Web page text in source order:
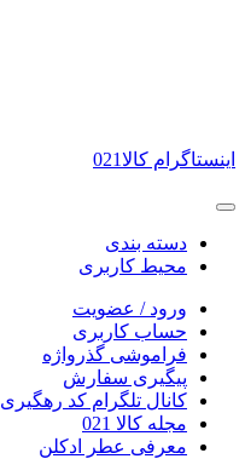
اینستاگرام کالا021
دسته بندی
محیط کاربری
ورود / عضویت
حساب کاربری
فراموشی گذرواژه
پیگیری سفارش
کانال تلگرام کد رهگیری
مجله کالا 021
معرفی عطر ادکلن